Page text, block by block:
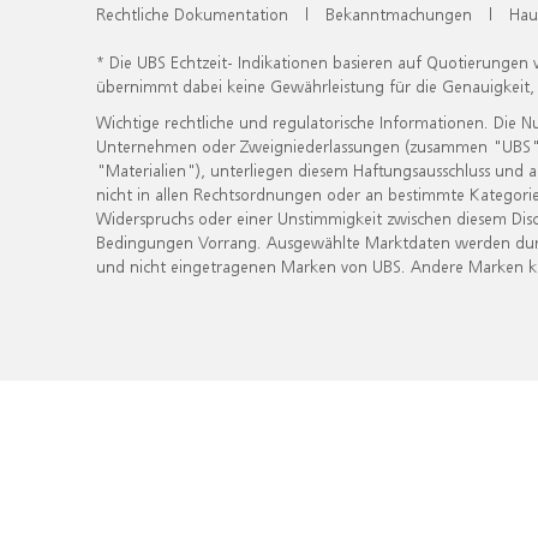
Rechtliche Dokumentation | Bekanntmachungen |
* Die UBS Echtzeit- Indikationen basieren auf
übernimmt dabei keine Gewährleistung für die
Wichtige rechtliche und regulatorische Informationen. Die
Unternehmen oder Zweigniederlassungen (zusammen
"Materialien"), unterliegen diesem Haftungsausschluss
nicht in allen Rechtsordnungen oder an bestimmte
Widerspruchs oder einer Unstimmigkeit zwischen diesem
Bedingungen Vorrang. Ausgewählte Marktdaten werden
und nicht eingetragenen Marken von UBS. Andere Marken